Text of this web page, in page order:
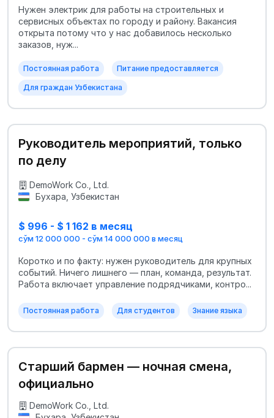
Нужен электрик для работы на строительных и
сервисных объектах по городу и району. Вакансия
открыта потому что у нас добавилось несколько
заказов, нуж...
Постоянная работа Питание предоставляется
Для граждан Узбекистана
Руководитель мероприятий, только
по делу
DemoWork Co., Ltd.
Бухара, Узбекистан
$ 996 - $ 1 162 в месяц
сўм 12 000 000 - сўм 14 000 000 в месяц
Коротко и по факту: нужен руководитель для крупных
событий. Ничего лишнего — план, команда, результат.
Работа включает управление подрядчиками, контро...
Постоянная работа Для студентов Знание языка
Старший бармен — ночная смена,
официально
DemoWork Co., Ltd.